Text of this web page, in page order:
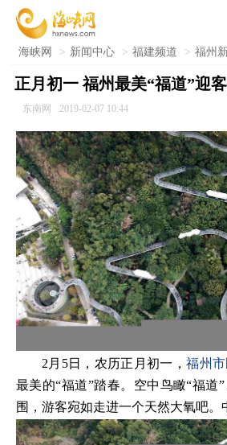
海峡网 > 新闻中心 > 福建频道 > 福州
正月初一 福州最美“福道”迎
东南网 2019-02-07 10:44
2月5日，农历正月初一，福州市
最美的“福道”踏春。空中鸟瞰“福道
围，游客宛如走进一个天然大氧吧。